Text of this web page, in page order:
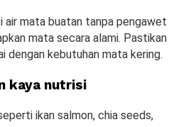
mata buatan tanpa pengawet
mata secara alami. Pastikan
dengan kebutuhan mata kering.
kaya nutrisi
ikan salmon, chia seeds,